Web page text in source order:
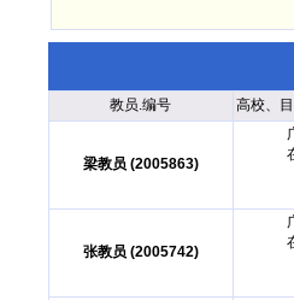
教员.编号 高校、
梁教员 (2005863)
张教员 (2005742)